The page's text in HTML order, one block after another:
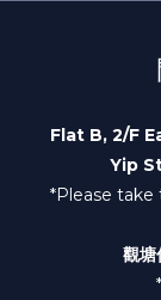
Flat B, 2/F
Yip
*Please
觀